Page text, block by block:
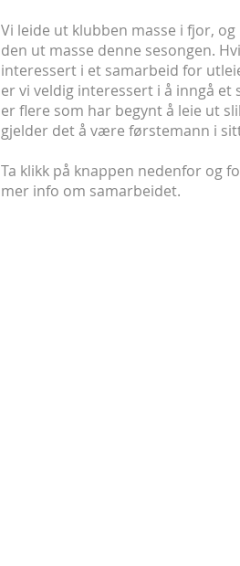
Vi leide ut klubben masse i fjor,
den ut masse denne sesongen.
interessert i et samarbeid for
er vi veldig interessert i å inngå et
er flere som har begynt å leie ut
gjelder det å være førstemann i
Ta klikk på knappen nedenfor og
mer info om samarbeidet.